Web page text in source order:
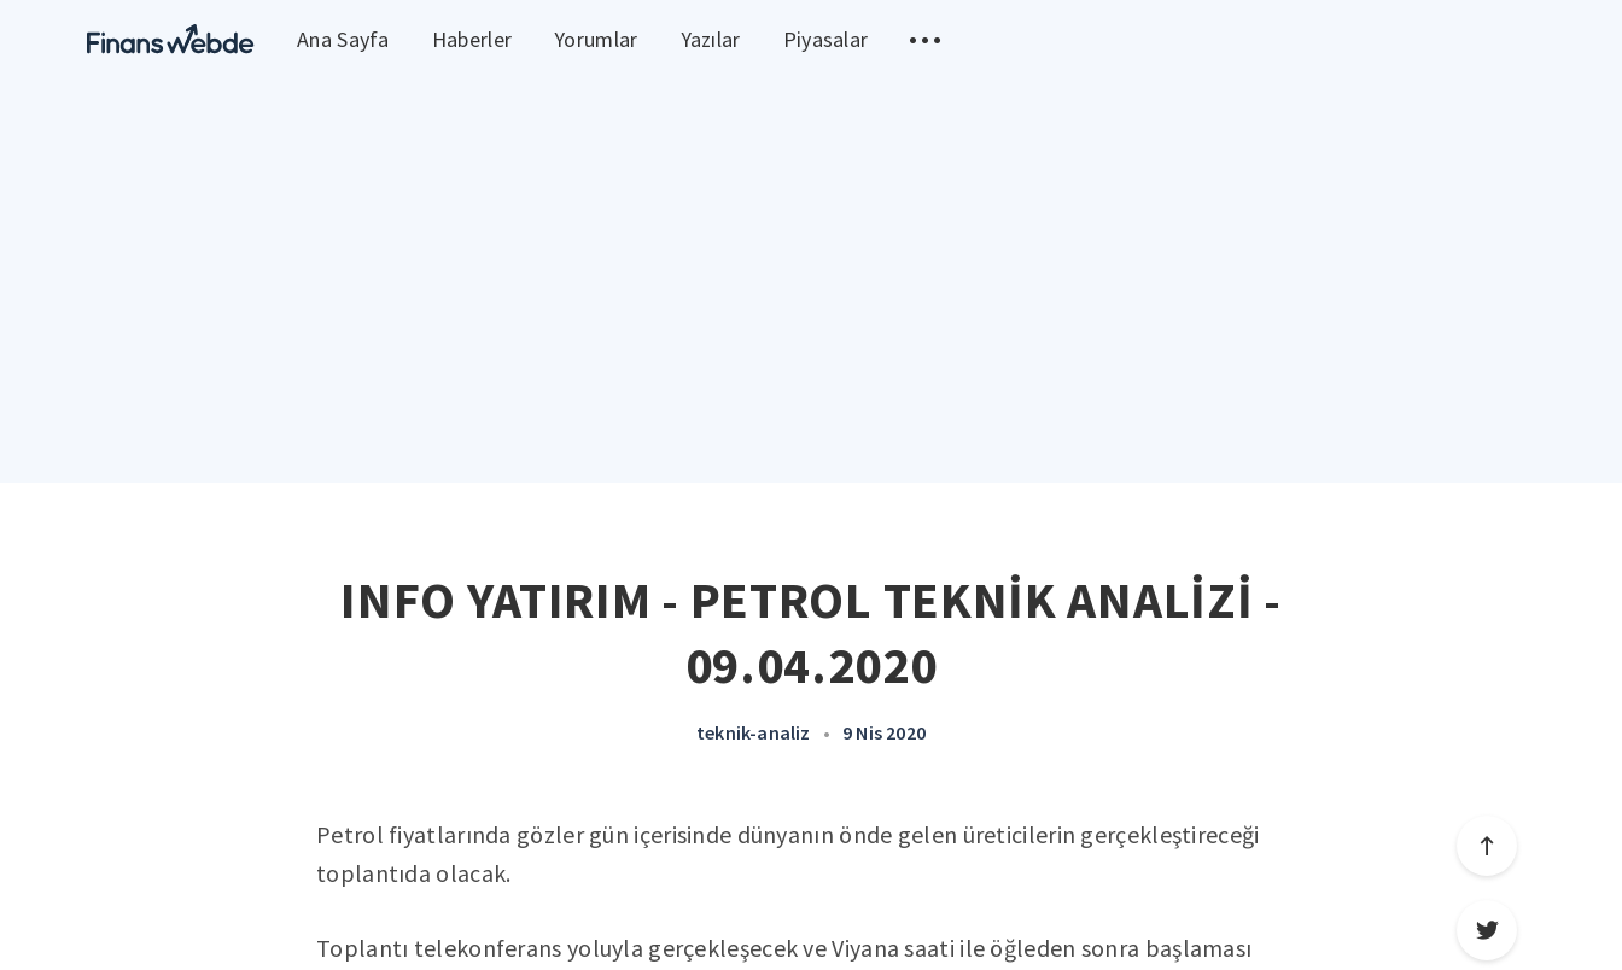
Ana Sayfa Haberler Yorumlar Yazılar Piyasalar
INFO YATIRIM - PETROL TEKNİK ANALİZİ -
09.04.2020
teknik-analiz • 9 Nis 2020
Petrol fiyatlarında gözler gün içerisinde dünyanın önde gelen üreticilerin gerçekleştireceği
toplantıda olacak.
Toplantı telekonferans yoluyla gerçekleşecek ve Viyana saati ile öğleden sonra başlaması